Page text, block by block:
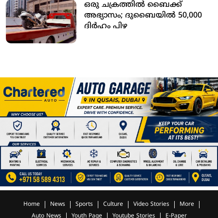
ഒരു ചക്രത്തില്‍ ബൈക്ക്
അഭ്യാസം; ദുബൈയില്‍ 50,000
ദിര്‍ഹം പിഴ
Home News Sports Culture Video Stories
More
Auto News
Youth Page Youtube Stories E-Paper